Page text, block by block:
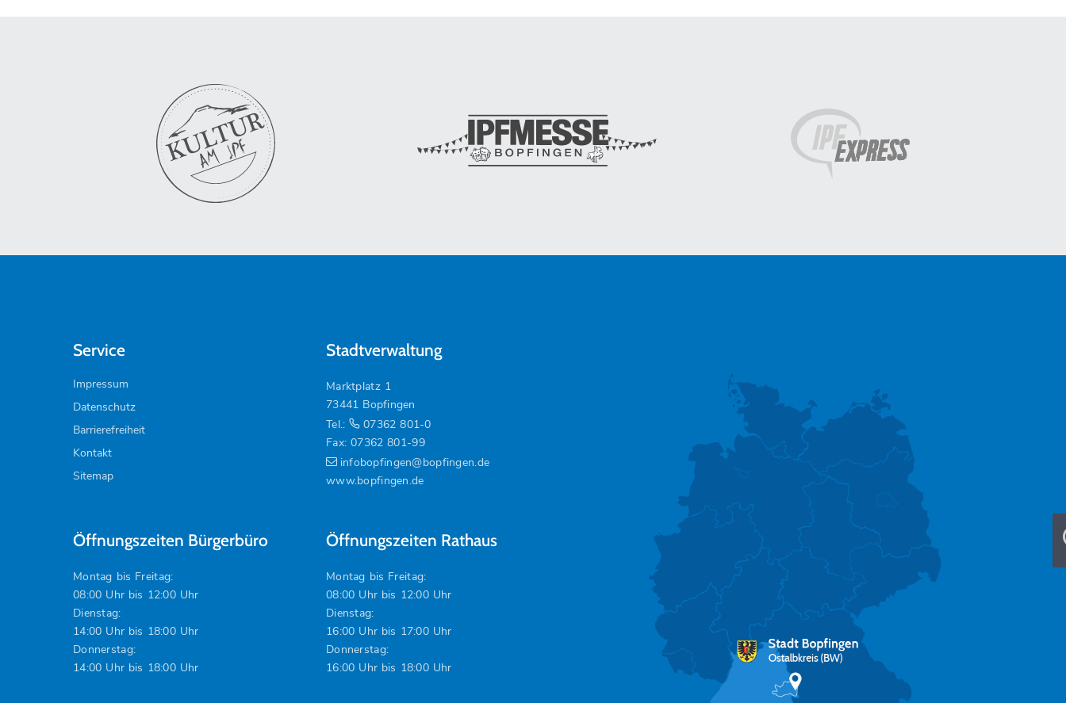
Service
Impressum
Datenschutz
Barrierefreiheit
Kontakt
Sitemap
Stadtverwaltung
Marktplatz 1
73441 Bopfingen
Tel.:
07362 801-0
Fax: 07362 801-99
infobopfingen@bopfingen.de
www.bopfingen.de
Öffnungszeiten Bürgerbüro
Montag bis Freitag:
08:00 Uhr bis 12:00 Uhr
Dienstag:
14:00 Uhr bis 18:00 Uhr
Donnerstag:
14:00 Uhr bis 18:00 Uhr
Öffnungszeiten Rathaus
Montag bis Freitag:
08:00 Uhr bis 12:00 Uhr
Dienstag:
16:00 Uhr bis 17:00 Uhr
Donnerstag:
16:00 Uhr bis 18:00 Uhr